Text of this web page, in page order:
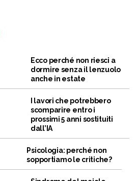
Ecco perché non riesci a
dormire senza il lenzuolo
anche in estate
I lavori che potrebbero
scomparire entro i
prossimi 5 anni sostituiti
dall’IA
Psicologia: perché non
sopportiamo le critiche?